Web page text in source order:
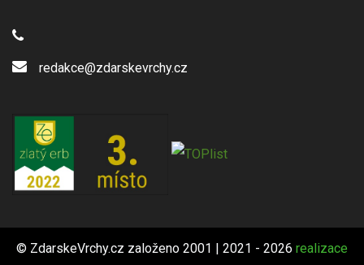
redakce@zdarskevrchy.cz
© ZdarskeVrchy.cz založeno 2001 | 2021 - 2026 realizace